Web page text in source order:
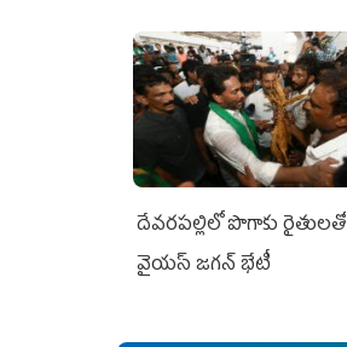
దేవరపల్లిలో పొగాకు రైతులతో
వైయస్ జగన్ భేటీ